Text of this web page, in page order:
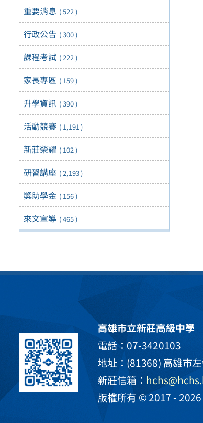
重要消息 ( 522 )
行政公告 ( 300 )
課程考試 ( 222 )
家長專區 ( 159 )
升學資訊 ( 390 )
活動競賽 ( 1,191 )
新莊榮耀 ( 102 )
研習講座 ( 2,193 )
獎助學金 ( 156 )
來文宣導 ( 465 )
高雄市立新莊高級中學
電話：07-3420103
地址：(81368) 高雄市
新莊信箱：
版權所有 © 2017 - 2026